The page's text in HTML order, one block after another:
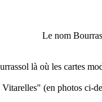
Le nom
là où les cartes
(en photos ci-